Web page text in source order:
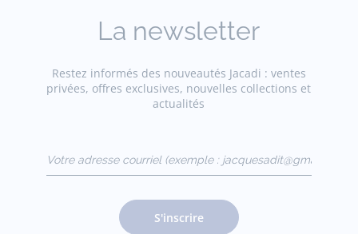
La newsletter
Restez informés des nouveautés Jacadi : ventes
privées, offres exclusives, nouvelles collections et
actualités
(exemple :
jacquesadit@gmail.com)
S'inscrire